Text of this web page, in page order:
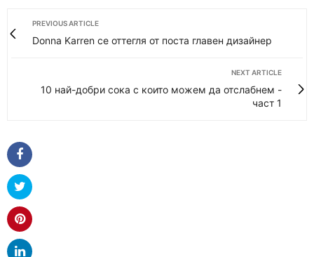
PREVIOUS ARTICLE
Donna Karren се оттегля от поста главен дизайнер
NEXT ARTICLE
10 най-добри сока с които можем да отслабнем -
част 1